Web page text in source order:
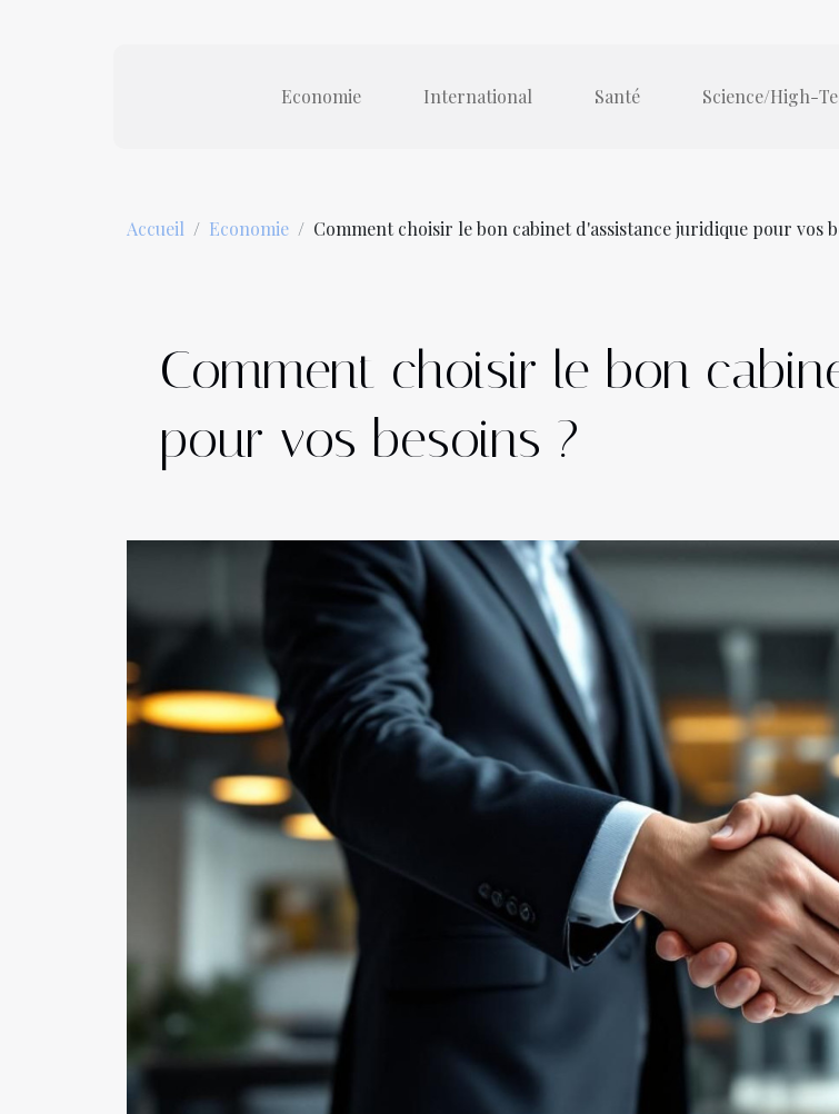
Economie International Santé Science/High-
Accueil Economie Comment choisir le bon cabinet d'assistance juridique pour vos
Comment choisir le bon
pour vos besoins ?